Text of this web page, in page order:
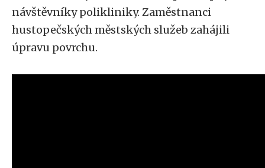
návštěvníky polikliniky. Zaměstnanci
hustopečských městských služeb zahájili
úpravu povrchu.